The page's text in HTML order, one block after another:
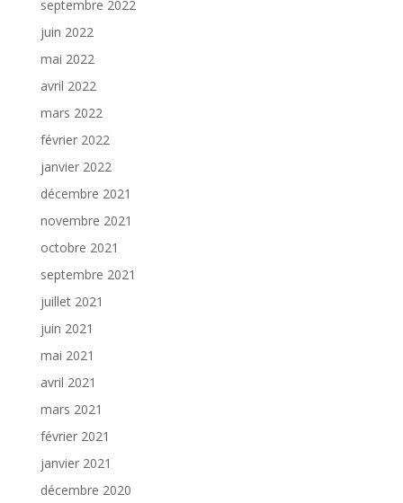
septembre 2022
juin 2022
mai 2022
avril 2022
mars 2022
février 2022
janvier 2022
décembre 2021
novembre 2021
octobre 2021
septembre 2021
juillet 2021
juin 2021
mai 2021
avril 2021
mars 2021
février 2021
janvier 2021
décembre 2020